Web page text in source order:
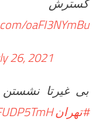
oaFI3NYmBu
26, 2021
بی غیرتا
#تهران